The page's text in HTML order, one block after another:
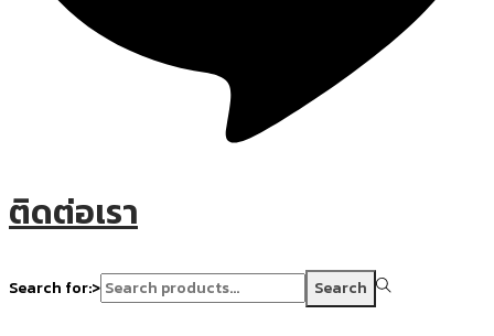
ติดต่อเรา
Search for:> Search